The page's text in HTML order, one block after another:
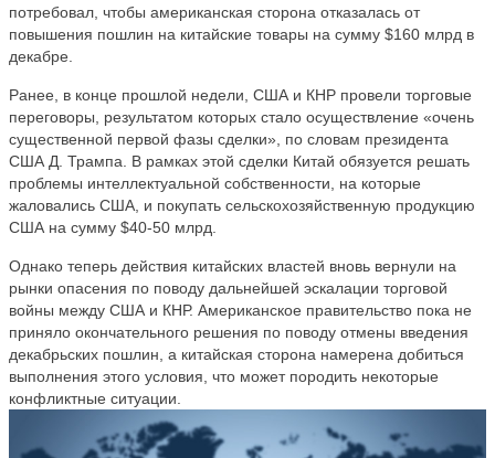
потребовал, чтобы американская сторона отказалась от
повышения пошлин на китайские товары на сумму $160 млрд в
декабре.
Ранее, в конце прошлой недели, США и КНР провели торговые
переговоры, результатом которых стало осуществление «очень
существенной первой фазы сделки», по словам президента
США Д. Трампа. В рамках этой сделки Китай обязуется решать
проблемы интеллектуальной собственности, на которые
жаловались США, и покупать сельскохозяйственную продукцию
США на сумму $40-50 млрд.
Однако теперь действия китайских властей вновь вернули на
рынки опасения по поводу дальнейшей эскалации торговой
войны между США и КНР. Американское правительство пока не
приняло окончательного решения по поводу отмены введения
декабрьских пошлин, а китайская сторона намерена добиться
выполнения этого условия, что может породить некоторые
конфликтные ситуации.